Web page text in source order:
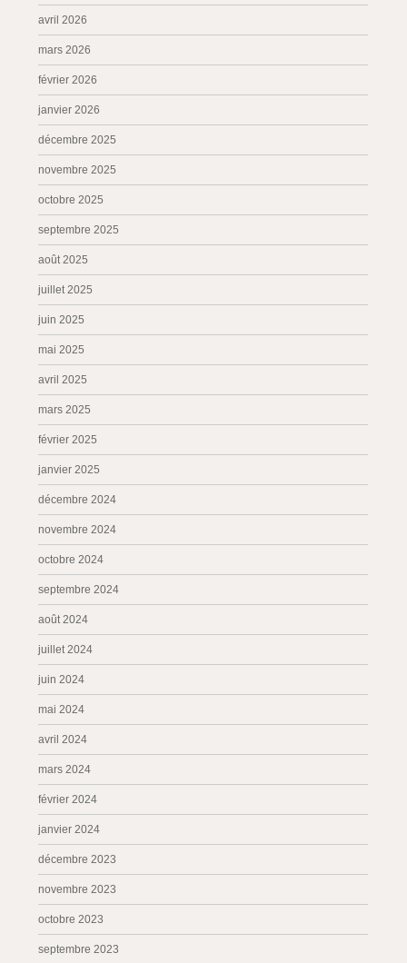
avril 2026
mars 2026
février 2026
janvier 2026
décembre 2025
novembre 2025
octobre 2025
septembre 2025
août 2025
juillet 2025
juin 2025
mai 2025
avril 2025
mars 2025
février 2025
janvier 2025
décembre 2024
novembre 2024
octobre 2024
septembre 2024
août 2024
juillet 2024
juin 2024
mai 2024
avril 2024
mars 2024
février 2024
janvier 2024
décembre 2023
novembre 2023
octobre 2023
septembre 2023